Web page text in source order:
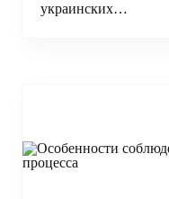
украинских…